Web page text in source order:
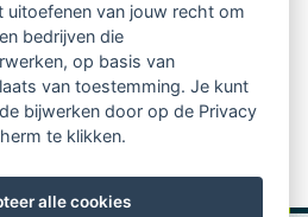
maandag? Ga dan naar de
de
week-van-de-
uitoefenen van jouw recht om
bedrijven die
op basis van
van toestemming. Je kunt
bijwerken door op de Privacy
te klikken.
alle cookies